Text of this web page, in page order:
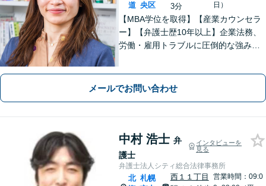
道 央区
3分
日）
【MBA学位を取得】【産業カウンセラ
ー】【弁護士歴10年以上】企業法務、
労働・雇用トラブルに圧倒的な強みあ
知見！講演セミナー多数、分かりやす
メールでお問い合わせ
中村 浩士 弁
護士
インタビューを
見る
弁護士法人シティ総合法律事務所
北 札幌
西１１丁目
営業時間：09:0